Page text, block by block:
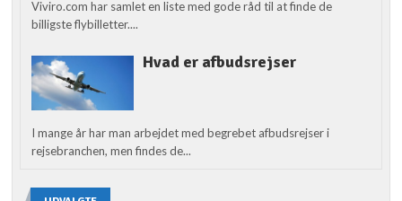
Viviro.com har samlet en liste med gode råd til at finde de
billigste flybilletter....
Hvad er afbudsrejser
I mange år har man arbejdet med begrebet afbudsrejser i
rejsebranchen, men findes de...